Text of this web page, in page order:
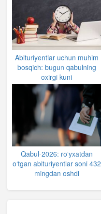
Abituriyentlar uchun muhim
bosqich: bugun qabulning
oxirgi kuni
Qabul-2026: ro‘yxatdan
o‘tgan abituriyentlar soni 432
mingdan oshdi